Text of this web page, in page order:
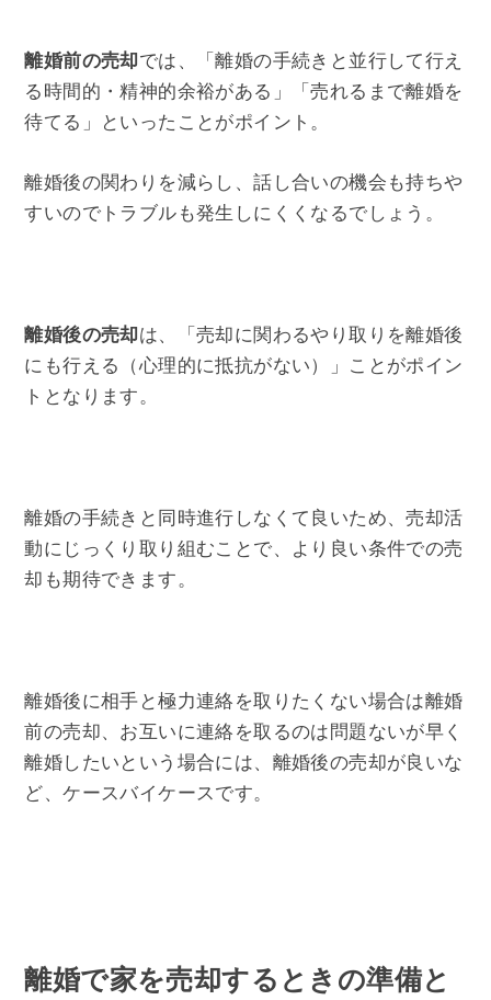
離婚前の売却では、「離婚の手続きと並行して行え
る時間的・精神的余裕がある」「売れるまで離婚を
待てる」といったことがポイント。
離婚後の関わりを減らし、話し合いの機会も持ちや
すいのでトラブルも発生しにくくなるでしょう。
離婚後の売却は、「売却に関わるやり取りを離婚後
にも行える（心理的に抵抗がない）」ことがポイン
トとなります。
離婚の手続きと同時進行しなくて良いため、売却活
動にじっくり取り組むことで、より良い条件での売
却も期待できます。
離婚後に相手と極力連絡を取りたくない場合は離婚
前の売却、お互いに連絡を取るのは問題ないが早く
離婚したいという場合には、離婚後の売却が良いな
ど、ケースバイケースです。
離婚で家を売却するときの準備と